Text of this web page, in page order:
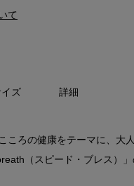
て
ズ 詳細
ころの健康をテーマに、大
（スピード・ブレス）